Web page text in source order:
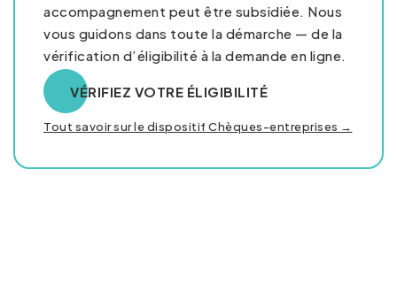
accompagnement peut être subsidiée. Nous
vous guidons dans toute la démarche — de la
vérification d’éligibilité à la demande en ligne.
VÉRIFIEZ VOTRE ÉLIGIBILITÉ
Tout savoir sur le dispositif Chèques-entreprises →